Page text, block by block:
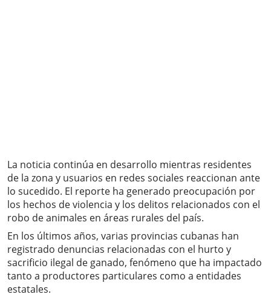
La noticia continúa en desarrollo mientras residentes
de la zona y usuarios en redes sociales reaccionan ante
lo sucedido. El reporte ha generado preocupación por
los hechos de violencia y los delitos relacionados con el
robo de animales en áreas rurales del país.
En los últimos años, varias provincias cubanas han
registrado denuncias relacionadas con el hurto y
sacrificio ilegal de ganado, fenómeno que ha impactado
tanto a productores particulares como a entidades
estatales.